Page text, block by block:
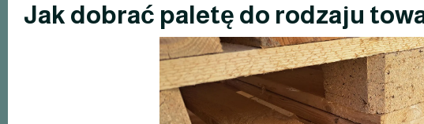
Jak dobrać paletę do rodzaju